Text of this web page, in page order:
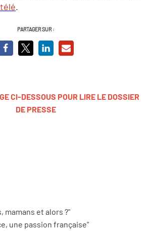
.
PARTAGER SUR :
CI-DESSOUS POUR LIRE LE DOSSIER
DE PRESSE
mamans et alors ?"
une passion française"